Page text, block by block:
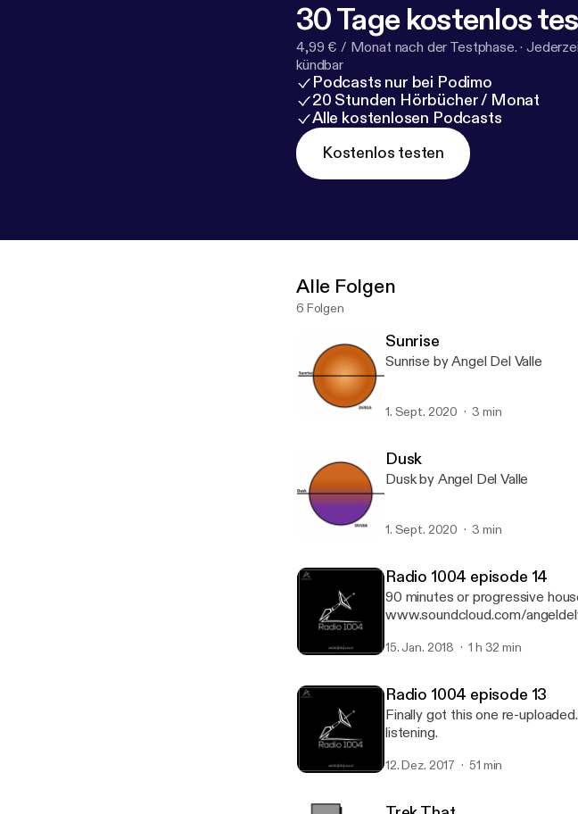
30 Tage kostenlos
4,99 € / Monat nach der Testphase. ·
kündbar
Podcasts nur bei Podimo
20 Stunden Hörbücher / Monat
Alle kostenlosen Podcasts
Kostenlos testen
Alle Folgen
6 Folgen
Sunrise
Sunrise by Angel Del Valle
1. Sept. 2020 3 min
Dusk
Dusk by Angel Del Valle
1. Sept. 2020 3 min
Radio 1004 episode 14
90 minutes or progressive
www.soundcloud.com/
15. Jan. 2018 1 h 32 min
Radio 1004 episode 13
Finally got this one re-
listening.
12. Dez. 2017 51 min